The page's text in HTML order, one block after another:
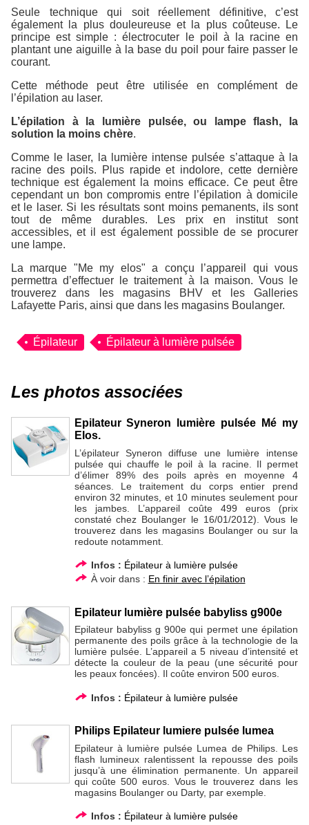
Seule technique qui soit réellement définitive, c’est
également la plus douleureuse et la plus coûteuse. Le
principe est simple : électrocuter le poil à la racine en
plantant une aiguille à la base du poil pour faire passer le
courant.
Cette méthode peut être utilisée en complément de
l’épilation au laser.
L’épilation à la lumière pulsée, ou lampe flash, la
solution la moins chère.
Comme le laser, la lumière intense pulsée s’attaque à la
racine des poils. Plus rapide et indolore, cette dernière
technique est également la moins efficace. Ce peut être
cependant un bon compromis entre l’épilation à domicile
et le laser. Si les résultats sont moins pemanents, ils sont
tout de même durables. Les prix en institut sont
accessibles, et il est également possible de se procurer
une lampe.
La marque "Me my elos" a conçu l’appareil qui vous
permettra d’effectuer le traitement à la maison. Vous le
trouverez dans les magasins BHV et les Galleries
Lafayette Paris, ainsi que dans les magasins Boulanger.
Épilateur Épilateur à lumière pulsée
Les photos associées
Epilateur Syneron lumière pulsée Mé my
Elos.
L’épilateur Syneron diffuse une lumière intense
pulsée qui chauffe le poil à la racine. Il permet
d’élimer 89% des poils après en moyenne 4
séances. Le traitement du corps entier prend
environ 32 minutes, et 10 minutes seulement pour
les jambes. L’appareil coûte 499 euros (prix
constaté chez Boulanger le 16/01/2012). Vous le
trouverez dans les magasins Boulanger ou sur la
redoute notamment.
Infos : Épilateur à lumière pulsée
À voir dans : En finir avec l’épilation
Epilateur lumière pulsée babyliss g900e
Epilateur babyliss g 900e qui permet une épilation
permanente des poils grâce à la technologie de la
lumière pulsée. L’appareil a 5 niveau d’intensité et
détecte la couleur de la peau (une sécurité pour
les peaux foncées). Il coûte environ 500 euros.
Infos : Épilateur à lumière pulsée
Philips Epilateur lumiere pulsée lumea
Epilateur à lumière pulsée Lumea de Philips. Les
flash lumineux ralentissent la repousse des poils
jusqu’à une élimination permanente. Un appareil
qui coûte 500 euros. Vous le trouverez dans les
magasins Boulanger ou Darty, par exemple.
Infos : Épilateur à lumière pulsée